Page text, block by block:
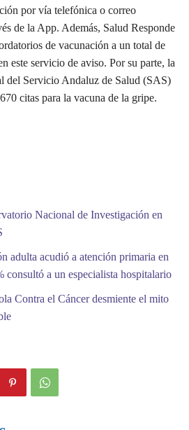
por vía telefónica o correo
de la App. Además, Salud Responde
de vacunación a un total de
este servicio de aviso. Por su parte, la
del Servicio Andaluz de Salud (SAS)
citas para la vacuna de la gripe.
Nacional de Investigación en
adulta acudió a atención primaria en
consultó a un especialista hospitalario
Contra el Cáncer desmiente el mito